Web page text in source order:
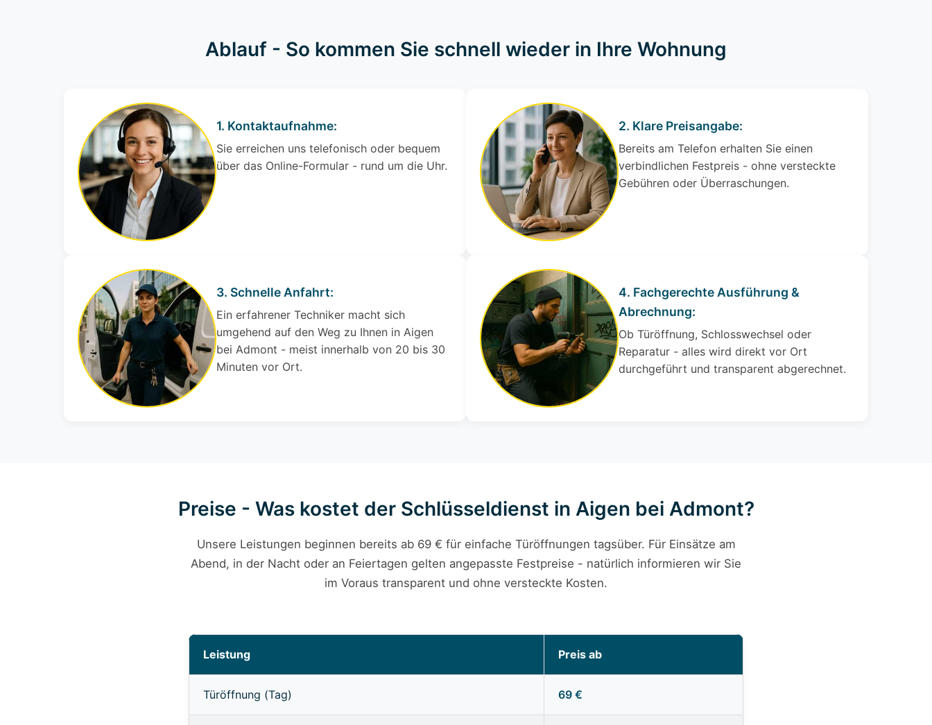
Ablauf - So kommen Sie schnell wieder in Ihre Wohnung
1. Kontaktaufnahme:
Sie erreichen uns telefonisch oder bequem
über das Online-Formular - rund um die Uhr.
2. Klare Preisangabe:
Bereits am Telefon erhalten Sie einen
verbindlichen Festpreis - ohne versteckte
Gebühren oder Überraschungen.
3. Schnelle Anfahrt:
Ein erfahrener Techniker macht sich
umgehend auf den Weg zu Ihnen in Aigen
bei Admont - meist innerhalb von 20 bis 30
Minuten vor Ort.
4. Fachgerechte Ausführung &
Abrechnung:
Ob Türöffnung, Schlosswechsel oder
Reparatur - alles wird direkt vor Ort
durchgeführt und transparent abgerechnet.
Preise - Was kostet der Schlüsseldienst in Aigen bei Admont?
Unsere Leistungen beginnen bereits ab 69 € für einfache Türöffnungen tagsüber. Für Einsätze am
Abend, in der Nacht oder an Feiertagen gelten angepasste Festpreise - natürlich informieren wir Sie
im Voraus transparent und ohne versteckte Kosten.
Leistung Preis ab
Türöffnung (Tag) 69 €